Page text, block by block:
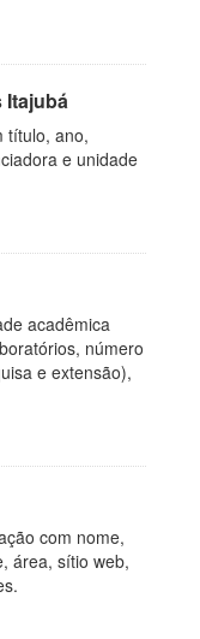
Itajubá
título, ano,
e unidade
acadêmica
número
e extensão),
com nome,
área, sítio web,